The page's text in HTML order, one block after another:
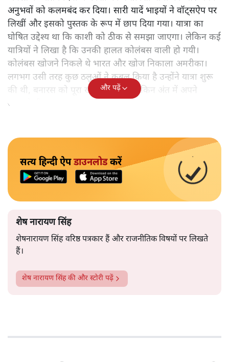
अनुभवों को कलमबंद कर दिया। सारी यादें भाइयों ने वॉट्सऐप पर
लिखीं और इसको पुस्तक के रूप में छाप दिया गया। यात्रा का
घोषित उद्देश्य था कि काशी को ठीक से समझा जाएगा। लेकिन कई
यात्रियों ने लिखा है कि उनकी हालत कोलंबस वाली हो गयी।
कोलंबस खोजने निकले थे भारत और खोज निकाला अमरीका।
लगभग उसी तरह कुछ ठलुओं ने कुबूल किया है उन्होंने यात्रा शुरू
की थी, बनारस को पूरा खोजने के लिए लेकिन अंत में अपने
आपको ही समझकर संतुष्ट हो गए।
और पढ़ें
सत्य हिन्दी ऐपडाउनलोडकरें
शेष नारायण सिंह
शेषनारायण सिंह वरिष्ठ पत्रकार हैं और राजनीतिक विषयों पर लिखते
हैं।
शेष नारायण सिंहकी और स्टोरी पढ़ें